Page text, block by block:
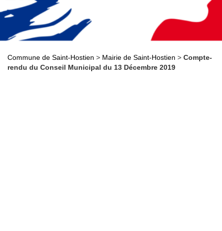
Commune de Saint-Hostien > Mairie de Saint-Hostien > Compte-
rendu du Conseil Municipal du 13 Décembre 2019